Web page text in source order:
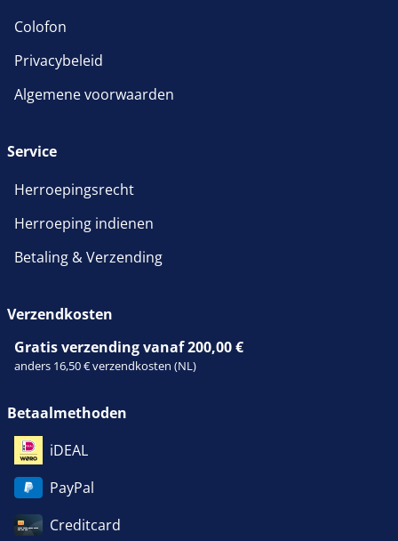
Colofon
Privacybeleid
Algemene voorwaarden
Service
Herroepingsrecht
Herroeping indienen
Betaling & Verzending
Verzendkosten
Gratis verzending vanaf 200,00 €
anders 16,50 € verzendkosten (NL)
Betaalmethoden
iDEAL
PayPal
Creditcard